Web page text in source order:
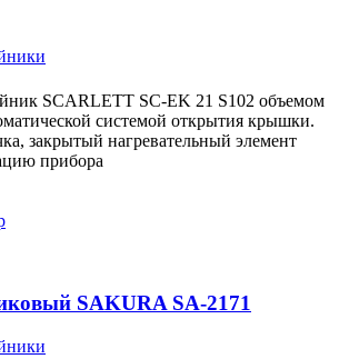
SCARLETT SC-EK 21 S102 объемом
системой открытия крышки.
закрытый нагревательный элемент
прибора
SAKURA SA-2171